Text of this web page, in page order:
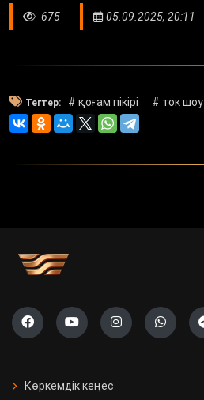
675 05.09.2025, 20:11
Тегтер: # қоғам пікірі # ток шоу
Көркемдік кеңес